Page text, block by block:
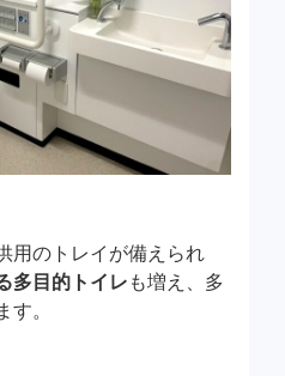
用のトレイが備えられ
多目的トイレ も増え、多
す。